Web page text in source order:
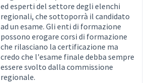
ed esperti del settore degli elenchi
regionali, che sottoporrà il candidato
ad un esame. Gli enti di formazione
possono erogare corsi di formazione
che rilasciano la certificazione ma
credo che l'esame finale debba sempre
essere svolto dalla commissione
regionale.